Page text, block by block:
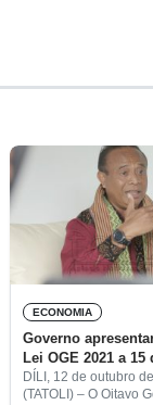
ECONOMIA
Governo
Lei OGE 2021 a
DÍLI, 12 de outubro
(TATOLI) – O Oitavo